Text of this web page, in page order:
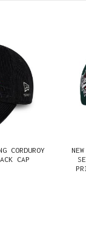
CORDUROY
CAP